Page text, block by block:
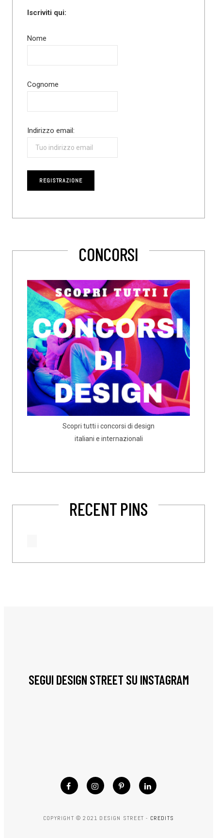
Iscriviti qui:
Nome
Cognome
Indirizzo email:
CONCORSI
Scopri tutti i concorsi di design
italiani e internazionali
RECENT PINS
SEGUI DESIGN STREET SU INSTAGRAM
COPYRIGHT © 2021 DESIGN STREET - CREDITS